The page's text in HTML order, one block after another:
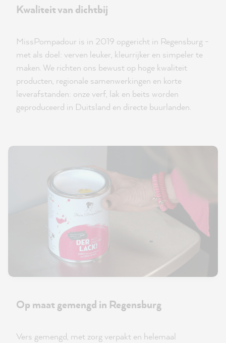
Kwaliteit van dichtbij
MissPompadour is in 2019 opgericht in Regensburg -
met als doel: verven leuker, kleurrijker en simpeler te
maken. We richten ons bewust op hoge kwaliteit
producten, regionale samenwerkingen en korte
leverafstanden: onze verf, lak en beits worden
geproduceerd in Duitsland en directe buurlanden.
Op maat gemengd in Regensburg
Vers gemengd, met zorg verpakt en helemaal